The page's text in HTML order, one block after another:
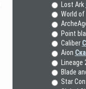
Lost Ark
World of
Point
Caliber
Aion
Lineage
Blade
Star